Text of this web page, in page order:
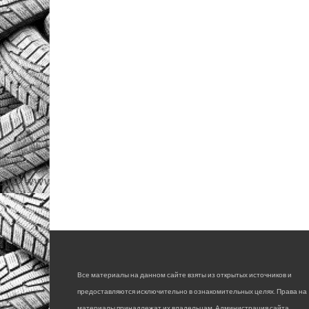
Все материалы на данном сайте взяты из открытых источников и
предоставляются исключительно в ознакомительных целях. Права на